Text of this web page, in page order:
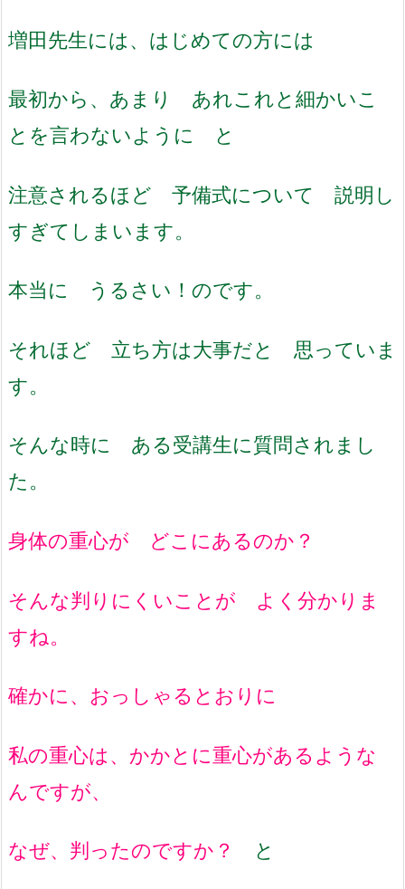
増田先生には、はじめての方には
最初から、あまり あれこれと細かいこ
とを言わないように と
注意されるほど 予備式について 説明し
すぎてしまいます。
本当に うるさい！のです。
それほど 立ち方は大事だと 思っていま
す。
そんな時に ある受講生に質問されまし
た。
身体の重心が どこにあるのか？
そんな判りにくいことが よく分かりま
すね。
確かに、おっしゃるとおりに
私の重心は、かかとに重心があるような
んですが、
なぜ、判ったのですか？ と